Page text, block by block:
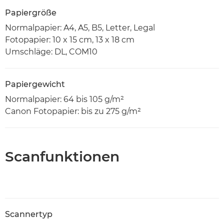
Papiergröße
Normalpapier: A4, A5, B5, Letter, Legal
Fotopapier: 10 x 15 cm, 13 x 18 cm
Umschläge: DL, COM10
Papiergewicht
Normalpapier: 64 bis 105 g/m²
Canon Fotopapier: bis zu 275 g/m²
Scanfunktionen
Scannertyp